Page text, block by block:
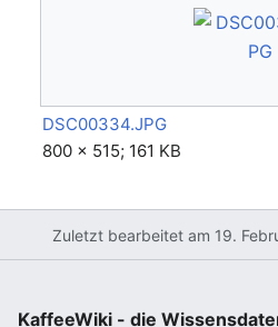
DSC00334.JPG
800 × 515; 161 KB
Zuletzt bearbeitet am 19.
KaffeeWiki - die